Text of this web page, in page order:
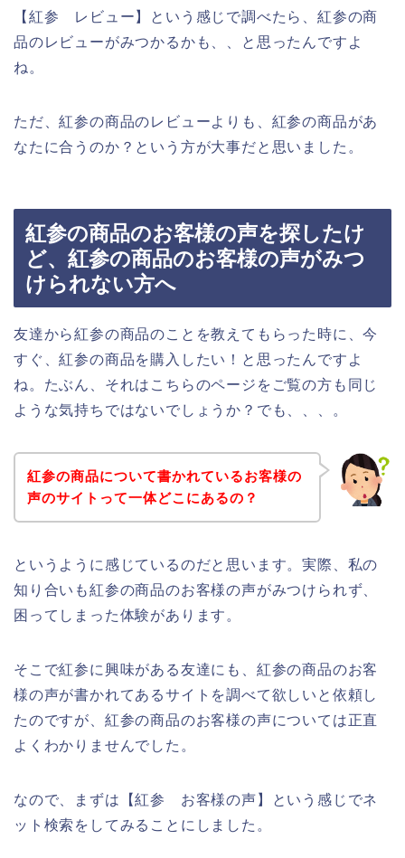
【紅参 レビュー】という感じで調べたら、紅参の商
品のレビューがみつかるかも、、と思ったんですよ
ね。
ただ、紅参の商品のレビューよりも、紅参の商品があ
なたに合うのか？という方が大事だと思いました。
紅参の商品のお客様の声を探したけ
ど、紅参の商品のお客様の声がみつ
けられない方へ
友達から紅参の商品のことを教えてもらった時に、今
すぐ、紅参の商品を購入したい！と思ったんですよ
ね。たぶん、それはこちらのページをご覧の方も同じ
ような気持ちではないでしょうか？でも、、、。
紅参の商品について書かれているお客様の
声のサイトって一体どこにあるの？
というように感じているのだと思います。実際、私の
知り合いも紅参の商品のお客様の声がみつけられず、
困ってしまった体験があります。
そこで紅参に興味がある友達にも、紅参の商品のお客
様の声が書かれてあるサイトを調べて欲しいと依頼し
たのですが、紅参の商品のお客様の声については正直
よくわかりませんでした。
なので、まずは【紅参 お客様の声】という感じでネ
ット検索をしてみることにしました。